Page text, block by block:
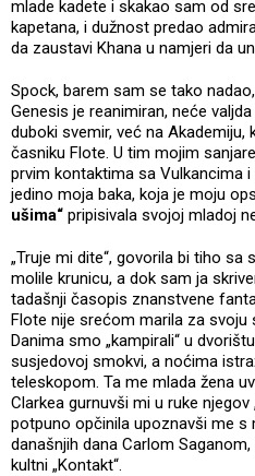
mlade kadete i skakao sam od
kapetana, i dužnost predao
da zaustavi Khana u namjeri da
Spock, barem sam se tako
Genesis je reanimiran, neće
duboki svemir, već na Akademiju,
časniku Flote. U tim mojim
prvim kontaktima sa Vulkancima
jedino moja baka, koja je moju
ušima“ pripisivala svojoj mladoj
„Truje mi dite“, govorila bi tiho sa
molile krunicu, a dok sam ja
tadašnji časopis znanstvene
Flote nije srećom marila za svoju
Danima smo „kampirali“ u
susjedovoj smokvi, a noćima
teleskopom. Ta me mlada žena
Clarkea gurnuvši mi u ruke njegov
potpuno opčinila upoznavši me
današnjih dana Carlom
kultni „Kontakt“.